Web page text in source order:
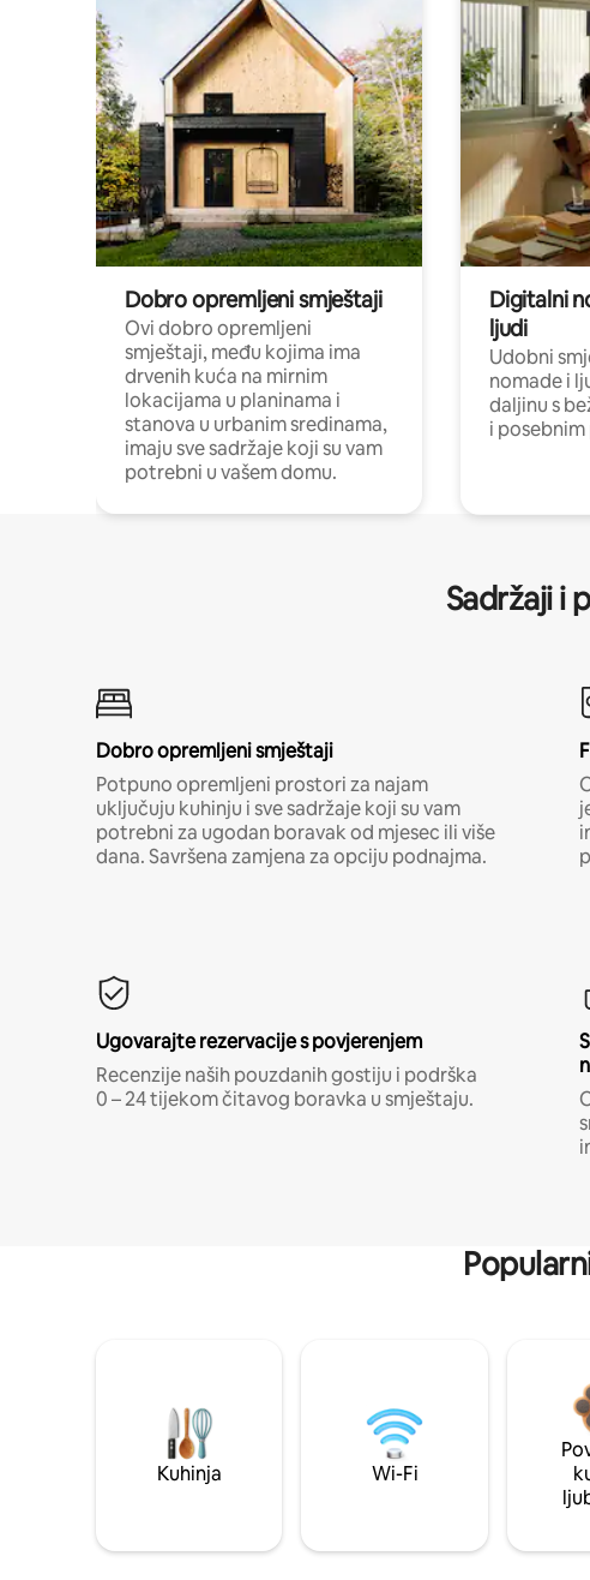
Dobro opremljeni smještaji
Ovi dobro opremljeni
smještaji, među kojima ima
drvenih kuća na mirnim
lokacijama u planinama i
stanova u urbanim sredinama,
imaju sve sadržaje koji su vam
potrebni u vašem domu.
Digitalni
ljudi
Udobni
nomade i
daljinu s
i
Sadržaji i
Dobro opremljeni smještaji
Potpuno opremljeni prostori za najam
uključuju kuhinju i sve sadržaje koji su vam
potrebni za ugodan boravak od mjesec ili više
dana. Savršena zamjena za opciju podnajma.
Ugovarajte rezervacije s povjerenjem
Recenzije naših pouzdanih gostiju i podrška
0 – 24 tijekom čitavog boravka u smještaju.
Kuhinja Wi-Fi